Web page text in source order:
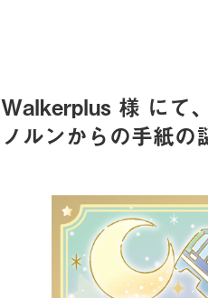
Walkerplus 様 にて
ノルンからの手紙の